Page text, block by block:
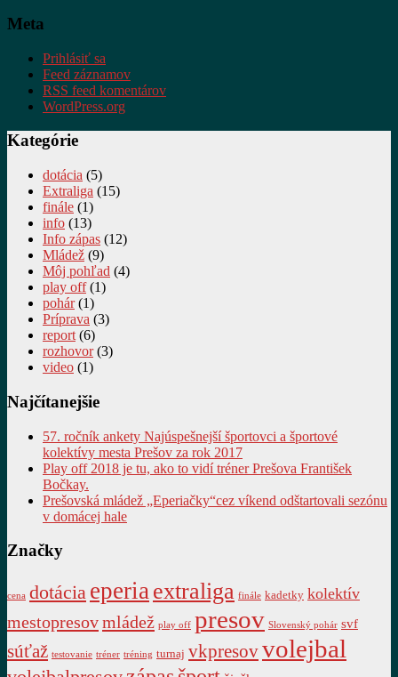
Meta
Prihlásiť sa
Feed záznamov
RSS feed komentárov
WordPress.org
Kategórie
dotácia (5)
Extraliga (15)
finále (1)
info (13)
Info zápas (12)
Mládež (9)
Môj pohľad (4)
play off(1)
pohár(1)
Príprava (3)
report (6)
rozhovor(3)
video (1)
Najčítanejšie
57. ročník ankety Najúspešnejší športovci a športové
kolektívy mesta Prešov za rok 2017
Play off 2018 je tu, ako to vidí tréner Prešova František
Bočkay.
Prešovská mládež „Eperiačky“cez víkend odštartovali sezónu
v domácej hale
Značky
cena dotácia eperiaextraliga finále kadetky kolektív
mestopresovmládež play off presov Slovenský pohár svf
súťaž testovanie tréner tréning turnaj vkpresovvolejbal